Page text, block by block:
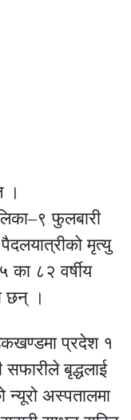
।
फुलबारी
मृत्यु
का ८२ वर्षीय
छन् ।
प्रदेश १
बृद्धलाई
अस्पतालमा